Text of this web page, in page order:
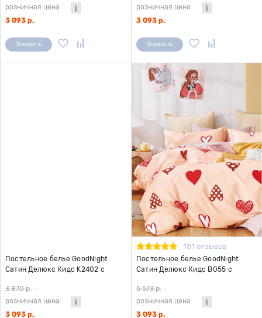
розничная цена
3 093 р.
Заказать
розничная цена
3 093 р.
Заказать
Постельное белье GoodNight
Сатин Делюкс Кидс K2402 с
3 870 р. -
розничная цена
3 093 р.
181 отзывов
Постельное белье GoodNight
Сатин Делюкс Кидс В055 с
5 573 р. -
розничная цена
3 093 р.